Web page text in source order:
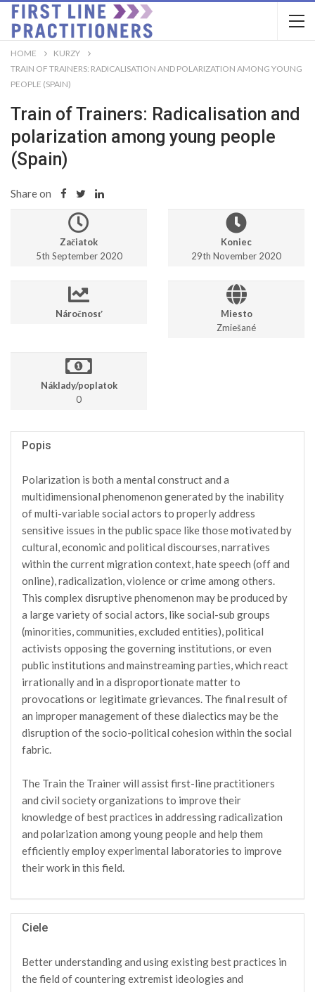
HOME
KURZY
TRAIN OF TRAINERS: RADICALISATION AND POLARIZATION AMONG YOUNG
PEOPLE (SPAIN)
Train of Trainers: Radicalisation and
polarization among young people
(Spain)
Share on
Začiatok
5th September 2020
Koniec
29th November 2020
Náročnosť
Miesto
Zmiešané
Náklady/poplatok
0
Popis
Polarization is both a mental construct and a
multidimensional phenomenon generated by the inability
of multi-variable social actors to properly address
sensitive issues in the public space like those motivated by
cultural, economic and political discourses, narratives
within the current migration context, hate speech (off and
online), radicalization, violence or crime among others.
This complex disruptive phenomenon may be produced by
a large variety of social actors, like social-sub groups
(minorities, communities, excluded entities), political
activists opposing the governing institutions, or even
public institutions and mainstreaming parties, which react
irrationally and in a disproportionate matter to
provocations or legitimate grievances. The final result of
an improper management of these dialectics may be the
disruption of the socio-political cohesion within the social
fabric.
The Train the Trainer will assist first-line practitioners
and civil society organizations to improve their
knowledge of best practices in addressing radicalization
and polarization among young people and help them
efficiently employ experimental laboratories to improve
their work in this field.
Ciele
Better understanding and using existing best practices in
the field of countering extremist ideologies and